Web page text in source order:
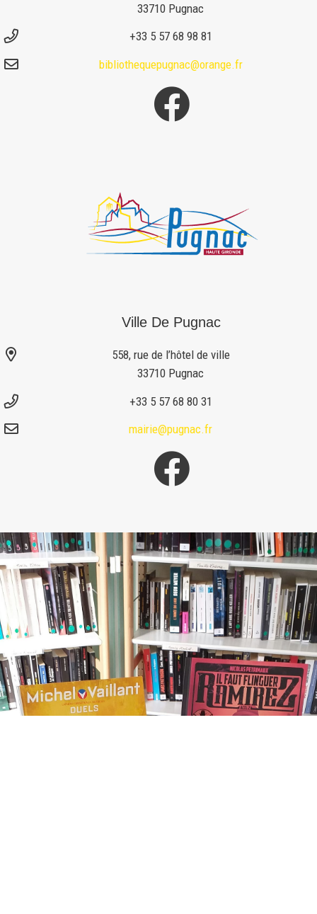
33710 Pugnac
+33 5 57 68 98 81
bibliothequepugnac@orange.fr
Ville De Pugnac
558, rue de l’hôtel de ville
33710 Pugnac
+33 5 57 68 80 31
mairie@pugnac.fr